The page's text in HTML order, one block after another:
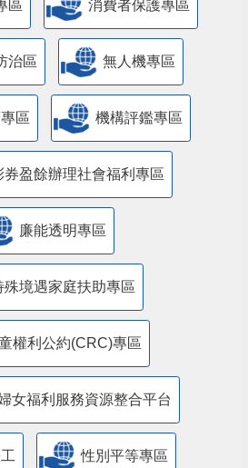
區 消費者保護專區
治區 無人機專區
區 機構評鑑專區
券盈餘辦理社會福利專區
廉能透明專區
殊境遇家庭扶助專區
權利公約(CRC)專區
女福利服務資源整合平台
性別平等專區